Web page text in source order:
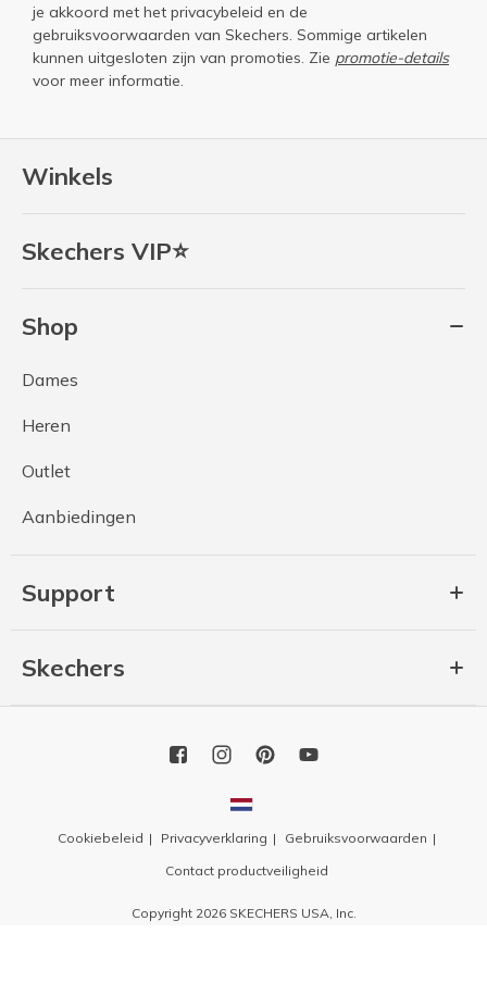
Winkels
Skechers VIP⭐
Shop
Dames
Heren
Outlet
Aanbiedingen
Support
Skechers
je akkoord met het privacybeleid en de
gebruiksvoorwaarden van Skechers. Sommige artikelen
kunnen uitgesloten zijn van promoties. Zie promotie-details
voor meer informatie.
Cookiebeleid Privacyverklaring
Gebruiksvoorwaarden
Contact productveiligheid
Copyright 2026 SKECHERS USA, Inc.